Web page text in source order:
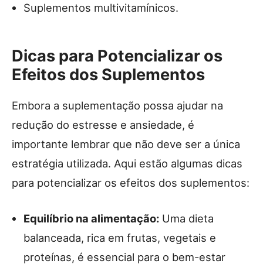
Suplementos multivitamínicos.
Dicas para Potencializar os
Efeitos dos Suplementos
Embora a suplementação possa ajudar na
redução do estresse e ansiedade, é
importante lembrar que não deve ser a única
estratégia utilizada. Aqui estão algumas dicas
para potencializar os efeitos dos suplementos:
Equilíbrio na alimentação: Uma dieta
balanceada, rica em frutas, vegetais e
proteínas, é essencial para o bem-estar